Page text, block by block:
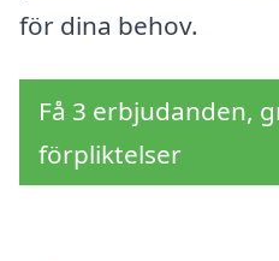
för dina behov.
Få 3 erbjudanden,
förpliktelser